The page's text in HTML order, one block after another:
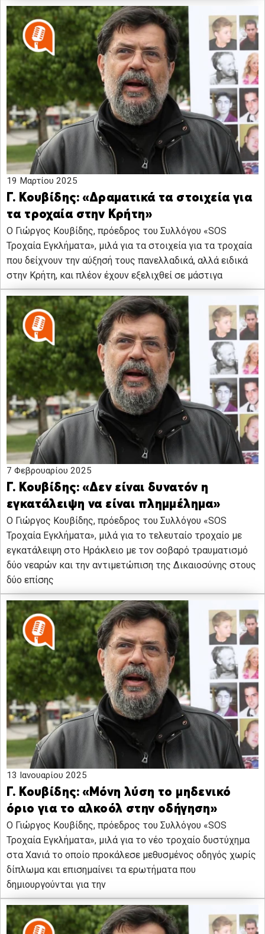
19 Μαρτίου 2025
Γ. Κουβίδης: «Δραματικά τα στοιχεία για
τα τροχαία στην Κρήτη»
O Γιώργος Κουβίδης, πρόεδρος του Συλλόγου «SOS
Τροχαία Εγκλήματα», μιλά για τα στοιχεία για τα τροχαία
που δείχνουν την αύξησή τους πανελλαδικά, αλλά ειδικά
στην Κρήτη, και πλέον έχουν εξελιχθεί σε μάστιγα
7 Φεβρουαρίου 2025
Γ. Κουβίδης: «Δεν είναι δυνατόν η
εγκατάλειψη να είναι πλημμέλημα»
Ο Γιώργος Κουβίδης, πρόεδρος του Συλλόγου «SOS
Τροχαία Εγκλήματα», μιλά για το τελευταίο τροχαίο με
εγκατάλειψη στο Ηράκλειο με τον σοβαρό τραυματισμό
δύο νεαρών και την αντιμετώπιση της Δικαιοσύνης στους
δύο επίσης
13 Ιανουαρίου 2025
Γ. Κουβίδης: «Μόνη λύση το μηδενικό
όριο για το αλκοόλ στην οδήγηση»
Ο Γιώργος Κουβίδης, πρόεδρος του Συλλόγου «SOS
Τροχαία Εγκλήματα», μιλά για το νέο τροχαίο δυστύχημα
στα Χανιά το οποίο προκάλεσε μεθυσμένος οδηγός χωρίς
δίπλωμα και επισημαίνει τα ερωτήματα που
δημιουργούνται για την